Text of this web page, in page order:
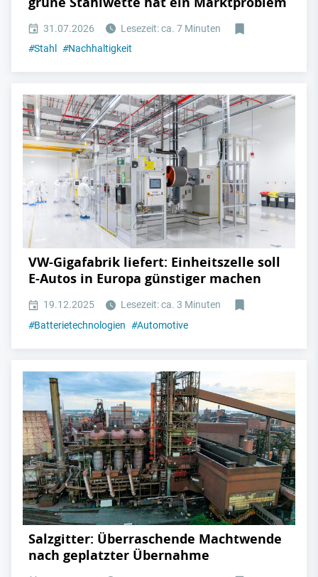
31.07.2026
Lesezeit: ca. 7 Minuten
#Stahl #Nachhaltigkeit
VW-Gigafabrik liefert: Einheitszelle soll
E-Autos in Europa günstiger machen
19.12.2025
Lesezeit: ca. 3 Minuten
#Batterietechnologien #Automotive
Salzgitter: Überraschende Machtwende
nach geplatzter Übernahme